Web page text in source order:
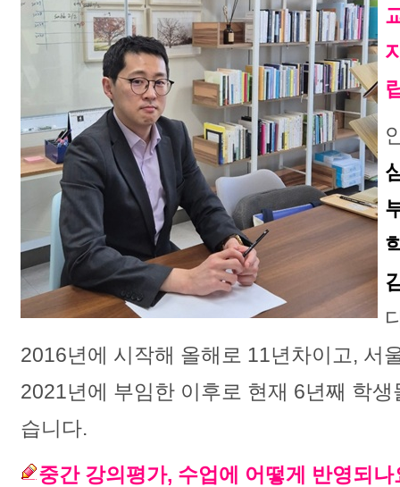
2016년에 시작해 올해로 11년차이고, 서
2021년에 부임한 이후로 현재 6년째 학
습니다.
중간 강의평가, 수업에 어떻게 반영되나